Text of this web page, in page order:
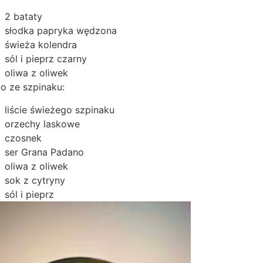
2 bataty
słodka papryka wędzona
świeża kolendra
sól i pieprz czarny
oliwa z oliwek
ze szpinaku:
liście świeżego szpinaku
orzechy laskowe
czosnek
ser Grana Padano
oliwa z oliwek
sok z cytryny
sól i pieprz